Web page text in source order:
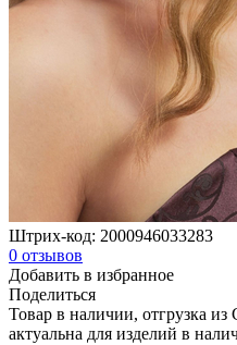
Штрих-код: 2000946033283
0 отзывов
Добавить в избранное
Поделиться
Товар в наличии, отгрузка
актуальна для изделий в